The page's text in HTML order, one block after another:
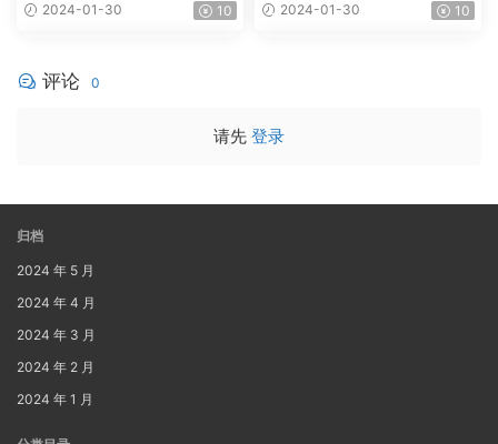
2024-01-30 10 2024-01-30 10
评论 0
请先 登录
归档
2024 年 5 月
2024 年 4 月
2024 年 3 月
2024 年 2 月
2024 年 1 月